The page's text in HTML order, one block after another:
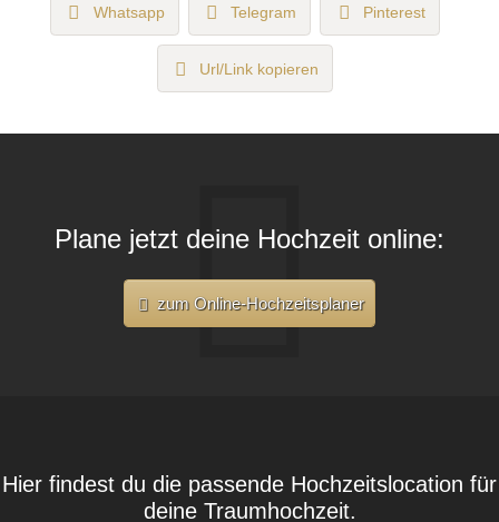
Whatsapp Telegram Pinterest
Url/Link kopieren
Plane jetzt deine Hochzeit online:
zum Online-Hochzeitsplaner
Hier findest du die passende Hochzeitslocation für
deine Traumhochzeit.